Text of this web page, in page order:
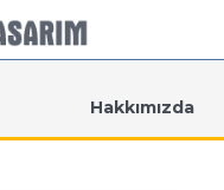
Hakkımızda